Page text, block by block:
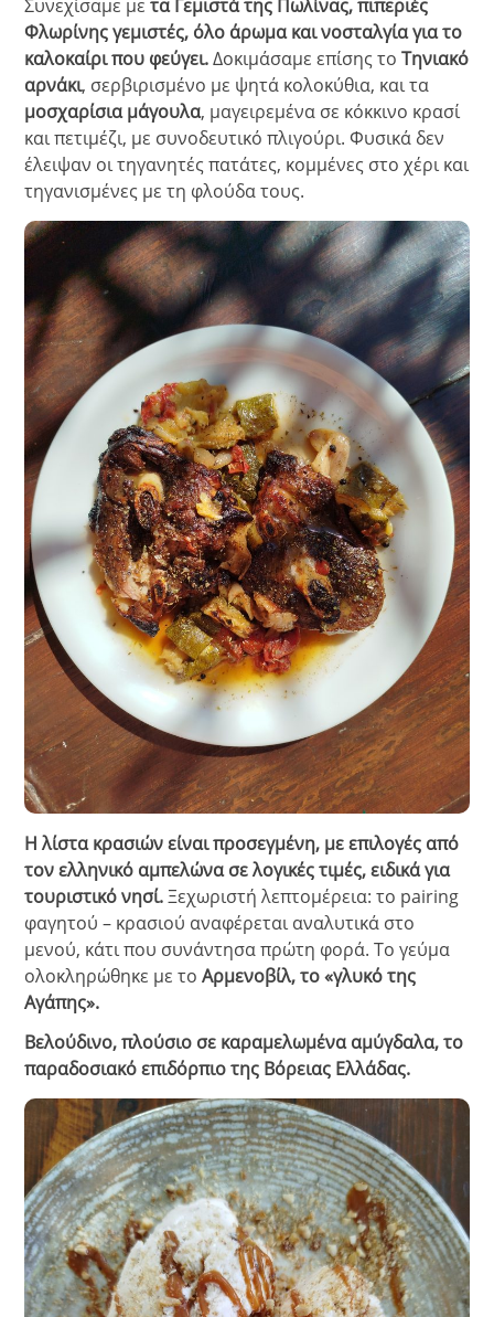
Συνεχίσαμε μετα Γεμιστά της Πωλίνας, πιπεριές
Φλωρίνης γεμιστές, όλο άρωμα και νοσταλγία για το
καλοκαίρι που φεύγει.Δοκιμάσαμε επίσης τοΤηνιακό
αρνάκι, σερβιρισμένο με ψητά κολοκύθια, και τα
μοσχαρίσια μάγουλα, μαγειρεμένα σε κόκκινο κρασί
και πετιμέζι, με συνοδευτικό πλιγούρι. Φυσικά δεν
έλειψαν οι τηγανητές πατάτες, κομμένες στο χέρι και
τηγανισμένες με τη φλούδα τους.
Η λίστα κρασιών είναι προσεγμένη, με επιλογές από
τον ελληνικό αμπελώνα σε λογικές τιμές, ειδικά για
τουριστικό νησί.Ξεχωριστή λεπτομέρεια: το pairing
φαγητού – κρασιού αναφέρεται αναλυτικά στο
μενού, κάτι που συνάντησα πρώτη φορά. Το γεύμα
ολοκληρώθηκε με τοΑρμενοβίλ, το «γλυκό της
Αγάπης».
Βελούδινο, πλούσιο σε καραμελωμένα αμύγδαλα, το
παραδοσιακό επιδόρπιο της Βόρειας Ελλάδας.